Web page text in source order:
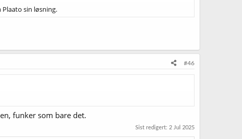
sin løsning.
#46
funker som bare det.
Sist redigert: 2 Jul 2025